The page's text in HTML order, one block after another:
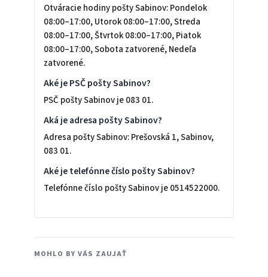
Otváracie hodiny pošty Sabinov: Pondelok
08:00–17:00, Utorok 08:00–17:00, Streda
08:00–17:00, Štvrtok 08:00–17:00, Piatok
08:00–17:00, Sobota zatvorené, Nedeľa
zatvorené.
Aké je PSČ pošty Sabinov?
PSČ pošty Sabinov je 083 01.
Aká je adresa pošty Sabinov?
Adresa pošty Sabinov: Prešovská 1, Sabinov,
083 01.
Aké je telefónne číslo pošty Sabinov?
Telefónne číslo pošty Sabinov je 0514522000.
MOHLO BY VÁS ZAUJAŤ